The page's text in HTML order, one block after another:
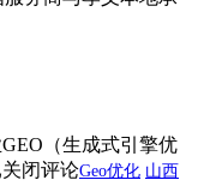
（生成式引擎优
关闭评论Geo优化 山西